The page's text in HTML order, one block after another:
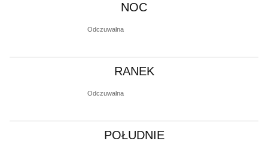
NOC
Odczuwalna
RANEK
Odczuwalna
POŁUDNIE